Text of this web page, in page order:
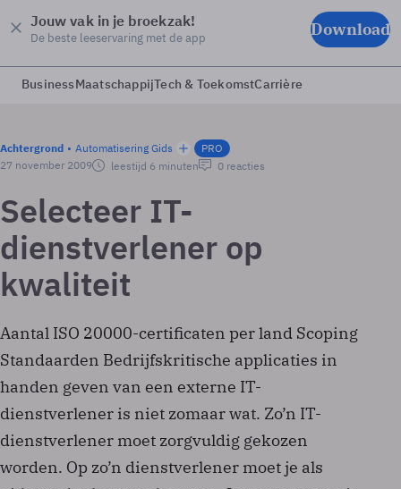
Jouw vak in je broekzak!
De beste leeservaring met de app Download
BusinessMaatschappijTech & ToekomstCarrière
Achtergrond Automatisering Gids
PRO
27 november 2009
leestijd 6 minuten 0 reacties
Selecteer IT-
dienstverlener op
kwaliteit
Aantal ISO 20000-certificaten per land Scoping
Standaarden Bedrijfskritische applicaties in
handen geven van een externe IT-
dienstverlener is niet zomaar wat. Zo’n IT-
dienstverlener moet zorgvuldig gekozen
worden. Op zo’n dienstverlener moet je als